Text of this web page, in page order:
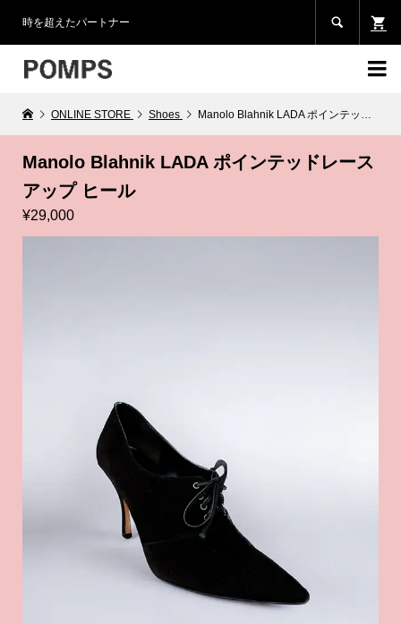
時を超えたパートナー 

ONLINE STORE Shoes Manolo Blahnik LADA ポインテッドレースアップ ヒール
Manolo Blahnik LADA ポインテッドレース
アップ ヒール
¥29,000